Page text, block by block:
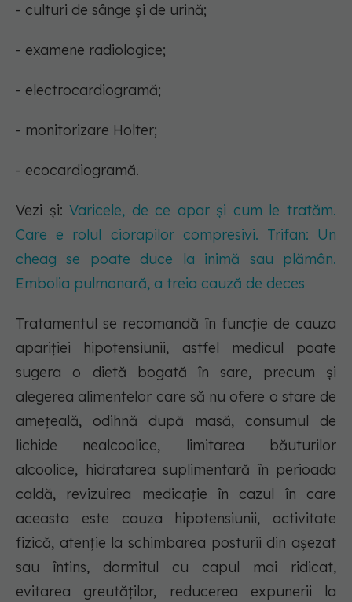
- culturi de sânge și de urină;
- examene radiologice;
- electrocardiogramă;
- monitorizare Holter;
- ecocardiogramă.
Vezi și:Varicele, de ce apar și cum le tratăm.
Care e rolul ciorapilor compresivi. Trifan: Un
cheag se poate duce la inimă sau plămân.
Embolia pulmonară, a treia cauză de deces
Tratamentul se recomandă în funcție de cauza
apariției hipotensiunii, astfel medicul poate
sugera o dietă bogată în sare, precum și
alegerea alimentelor care să nu ofere o stare de
amețeală, odihnă după masă, consumul de
lichide nealcoolice, limitarea băuturilor
alcoolice, hidratarea suplimentară în perioada
caldă, revizuirea medicație în cazul în care
aceasta este cauza hipotensiunii, activitate
fizică, atenție la schimbarea posturii din așezat
sau întins, dormitul cu capul mai ridicat,
evitarea greutăților, reducerea expunerii la